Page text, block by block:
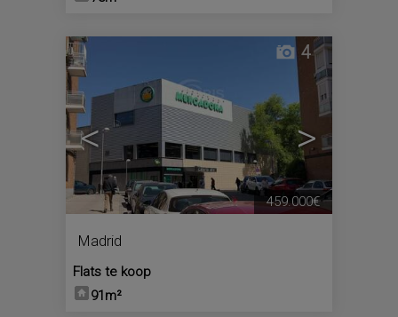
< >
4
Madrid
Flats te koop
91m²
459.000€